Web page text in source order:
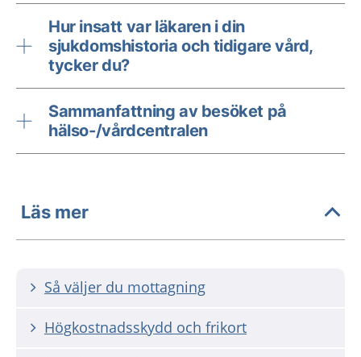
Hur insatt var läkaren i din
sjukdomshistoria och tidigare vård,
tycker du?
Sammanfattning av besöket på
hälso-/vårdcentralen
Läs mer
Så väljer du mottagning
Högkostnadsskydd och frikort